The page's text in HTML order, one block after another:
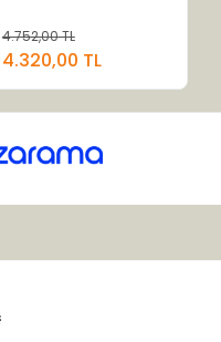
4.752,00 TL
4.320,00 TL
Sepete Ekle